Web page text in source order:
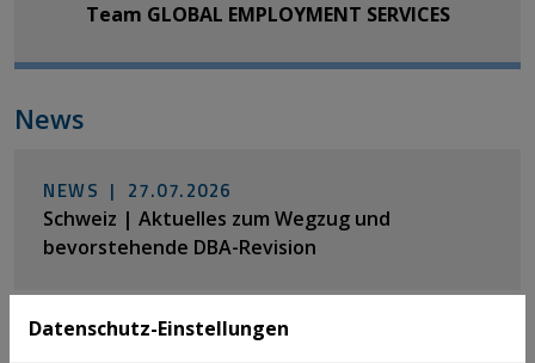
Team GLOBAL EMPLOYMENT SERVICES
News
NEWS | 27.07.2026
Schweiz | Aktuelles zum Wegzug und
bevorstehende DBA-Revision
Datenschutz-Einstellungen